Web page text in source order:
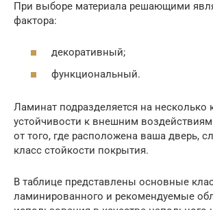
При выборе материала решающими
фактора:
декоративный;
функциональный.
Ламинат подразделяется на несколько
устойчивости к внешним
от того, где расположена ваша дверь,
класс стойкости покрытия.
В таблице представлены основные
ламинированного и рекомендуемые